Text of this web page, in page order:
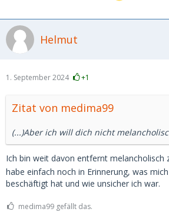
Helmut
1. September 2024 +1
Zitat von medima99
(...)Aber ich will dich nicht
Ich bin weit davon entfernt melancholisch
habe einfach noch in Erinnerung, was
beschäftigt hat und wie unsicher ich war.
medima99 gefällt das.